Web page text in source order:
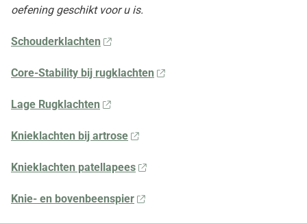
oefening geschikt voor u is.
Schouderklachten
Core-Stability bij rugklachten
Lage Rugklachten
Knieklachten bij artrose
Knieklachten patellapees
Knie- en bovenbeenspier